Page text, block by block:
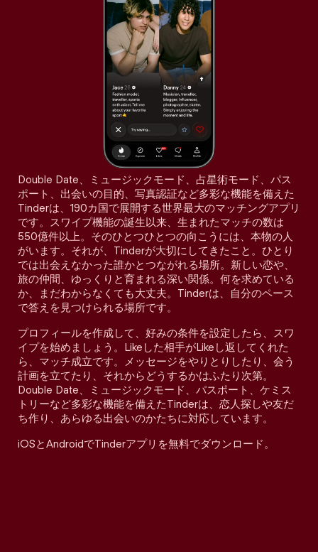
Double Date、ミュージックモード、占星術モード、パス
ポート、出会いの目的、写真認証など多彩な機能を備えた
Tinderは、190カ国で展開する世界最大のマッチングアプリ
です。スワイプ機能の誕生以来、生まれたマッチの数は
550億件以上。そのひとつひとつの向こうには、本物の人
がいます。それが、Tinderが大切にしてきたこと。ひとり
では出会えなかった誰かとつながれる場所。新しい恋や、
旅の仲間、ゆっくりと育まれる深い関係。何を求めている
か、まだわからなくても大丈夫。Tinderは、自分のペース
で答えを見つけられる場所です。
プロフィールを作成して、好みの条件を設定したら、スワ
イプを始めましょう。Likeした相手がLikeし返してくれた
ら、マッチ成立です。メッセージをやりとりしたり、会う
計画を立てたり、それからどうするかはふたり次第。
Double Date、ミュージックモード、パスポート、ケミス
トリーなど多彩な機能を備えたTinderは、恋人探しや友だ
ち作り、あらゆる出会いのかたちに対応しています。
iOSとAndroidでTinderアプリを無料でダウンロード。